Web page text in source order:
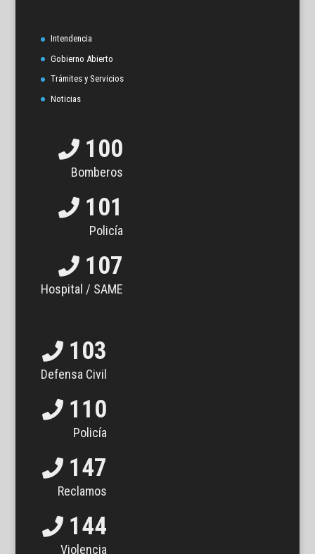
Intendencia
Gobierno Abierto
Trámites y Servicios
Noticias
100
Bomberos
101
Policía
107
Hospital / SAME
103
Defensa Civil
110
Policía
147
Reclamos
144
Violencia